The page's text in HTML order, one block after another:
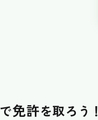
で免許を取ろう！